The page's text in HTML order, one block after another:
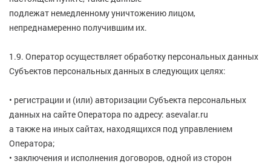
подлежат немедленному уничтожению лицом,
непреднамеренно получившим их.
1.9. Оператор осуществляет обработку персональных данных
Субъектов персональных данных в следующих целях:
• регистрации и (или) авторизации Субъекта персональных
данных на сайте Оператора по адресу: asevalar.ru
а также на иных сайтах, находящихся под управлением
Оператора;
• заключения и исполнения договоров, одной из сторон